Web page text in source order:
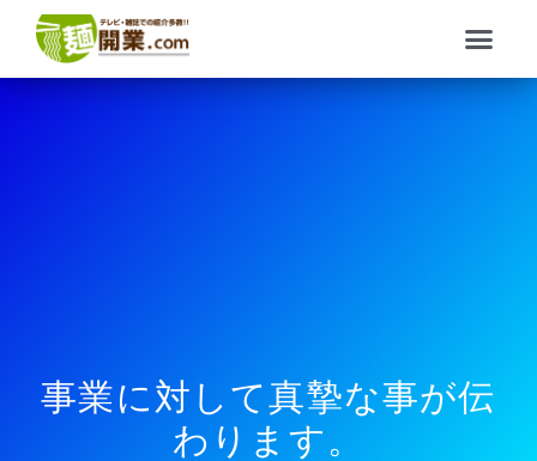
メ
ニ
ュ
事業に対して真摯な事が伝
わります。